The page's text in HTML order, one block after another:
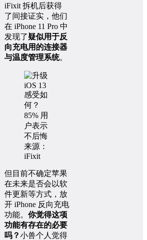
iFixit 拆机后获得
了间接证实，他们
在 iPhone 11 Pro 中
发现了疑似用于反
向充电用的连接器
与温度管理系统。
来源：
iFixit
但目前不确定苹果
在未来是否会以软
件更新等方式，放
开 iPhone 反向充电
功能。 你觉得这项
功能有存在的必要
吗？小兽个人觉得